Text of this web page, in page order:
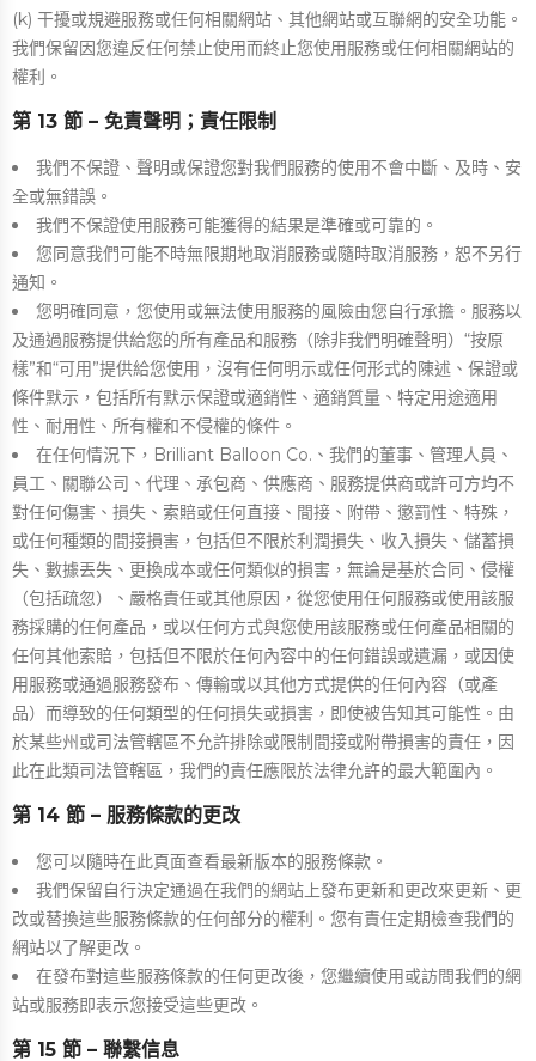
(k) 干擾或規避服務或任何相關網站、其他網站或互聯網的安全功能。
我們保留因您違反任何禁止使用而終止您使用服務或任何相關網站的
權利。
第 13 節 – 免責聲明；責任限制
我們不保證、聲明或保證您對我們服務的使用不會中斷、及時、安
全或無錯誤。
我們不保證使用服務可能獲得的結果是準確或可靠的。
您同意我們可能不時無限期地取消服務或隨時取消服務，恕不另行
通知。
您明確同意，您使用或無法使用服務的風險由您自行承擔。服務以
及通過服務提供給您的所有產品和服務（除非我們明確聲明）“按原
樣”和“可用”提供給您使用，沒有任何明示或任何形式的陳述、保證或
條件默示，包括所有默示保證或適銷性、適銷質量、特定用途適用
性、耐用性、所有權和不侵權的條件。
在任何情況下，Brilliant Balloon Co.、我們的董事、管理人員、
員工、關聯公司、代理、承包商、供應商、服務提供商或許可方均不
對任何傷害、損失、索賠或任何直接、間接、附帶、懲罰性、特殊，
或任何種類的間接損害，包括但不限於利潤損失、收入損失、儲蓄損
失、數據丟失、更換成本或任何類似的損害，無論是基於合同、侵權
（包括疏忽）、嚴格責任或其他原因，從您使用任何服務或使用該服
務採購的任何產品，或以任何方式與您使用該服務或任何產品相關的
任何其他索賠，包括但不限於任何內容中的任何錯誤或遺漏，或因使
用服務或通過服務發布、傳輸或以其他方式提供的任何內容（或產
品）而導致的任何類型的任何損失或損害，即使被告知其可能性。由
於某些州或司法管轄區不允許排除或限制間接或附帶損害的責任，因
此在此類司法管轄區，我們的責任應限於法律允許的最大範圍內。
第 14 節 – 服務條款的更改
您可以隨時在此頁面查看最新版本的服務條款。
我們保留自行決定通過在我們的網站上發布更新和更改來更新、更
改或替換這些服務條款的任何部分的權利。您有責任定期檢查我們的
網站以了解更改。
在發布對這些服務條款的任何更改後，您繼續使用或訪問我們的網
站或服務即表示您接受這些更改。
第 15 節 – 聯繫信息